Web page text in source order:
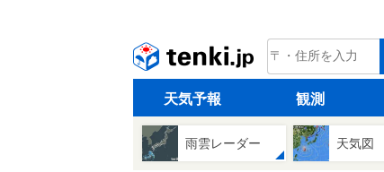
tenki.jp
天気予報 観測
雨雲レーダー 天気図